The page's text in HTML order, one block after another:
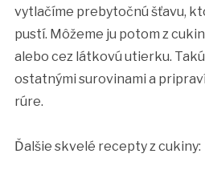
vytlačíme prebytočnú šťavu,
pustí. Môžeme ju potom z
alebo cez látkovú utierku.
ostatnými surovinami a
rúre.
Ďalšie skvelé recepty z cukiny: